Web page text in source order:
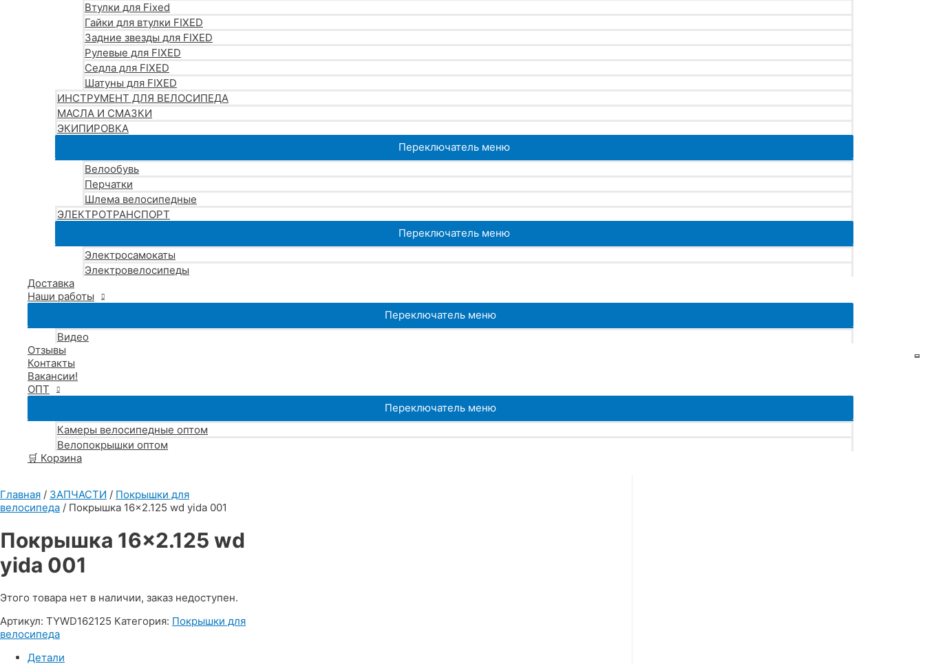
Втулки для Fixed
Гайки для втулки FIXED
Задние звезды для FIXED
Рулевые для FIXED
Седла для FIXED
Шатуны для FIXED
ИНСТРУМЕНТ ДЛЯ ВЕЛОСИПЕДА
МАСЛА И СМАЗКИ
ЭКИПИРОВКА
Переключатель меню
Велообувь
Перчатки
Шлема велосипедные
ЭЛЕКТРОТРАНСПОРТ
Переключатель меню
Электросамокаты
Электровелосипеды
Доставка
Наши работы
Переключатель меню
Видео
Отзывы
Контакты
Вакансии!
ОПТ
Переключатель меню
Камеры велосипедные оптом
Велопокрышки оптом
🛒 Корзина
Главная / ЗАПЧАСТИ / Покрышки для
велосипеда / Покрышка 16×2.125 wd yida 001
Покрышка 16×2.125 wd
yida 001
Этого товара нет в наличии, заказ недоступен.
Артикул: TYWD162125 Категория: Покрышки для
велосипеда
Детали